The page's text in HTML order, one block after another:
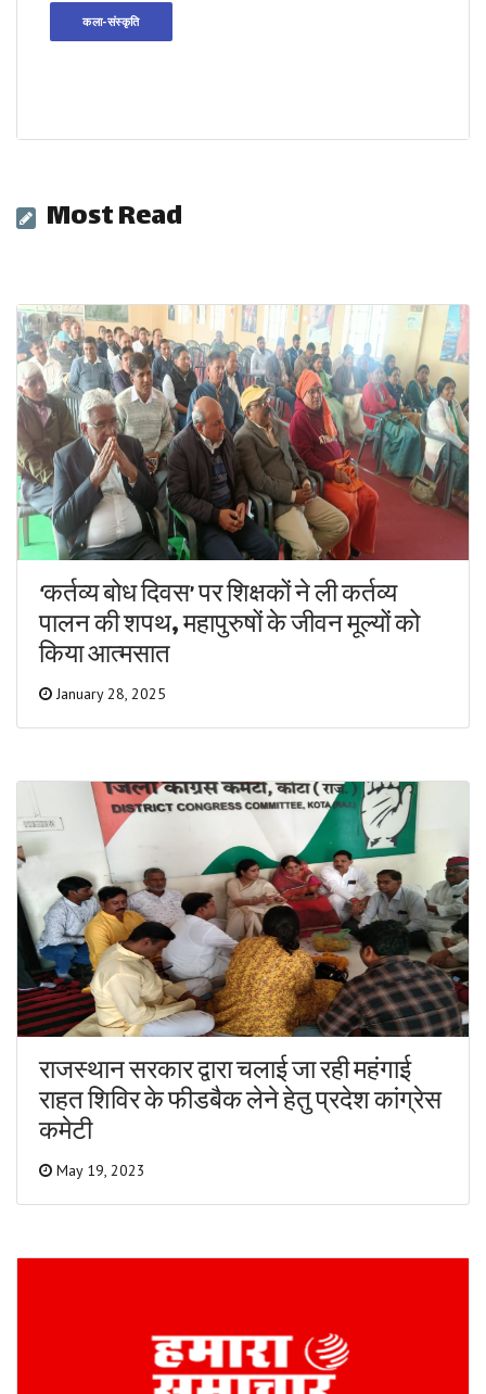
कला-संस्कृति
Most Read
‘कर्तव्य बोध दिवस’ पर शिक्षकों ने ली कर्तव्य
पालन की शपथ, महापुरुषों के जीवन मूल्यों को
किया आत्मसात
January 28, 2025
राजस्थान सरकार द्वारा चलाई जा रही महंगाई
राहत शिविर के फीडबैक लेने हेतु प्रदेश कांग्रेस
कमेटी
May 19, 2023